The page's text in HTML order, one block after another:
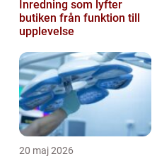
Inredning som lyfter
butiken från funktion till
upplevelse
20 maj 2026